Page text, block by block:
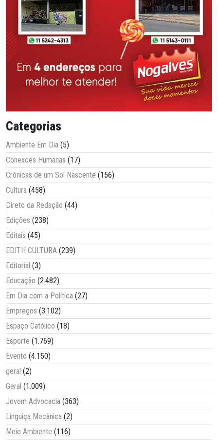
Categorias
Ambiente Em Dia (5)
Conexões Humanas (17)
Crônicas de um Sol Nascente (156)
Cultura (458)
Direto da Redação (44)
Edições (238)
Editais (45)
EDITH CULTURA (239)
Editorial (3)
Educação (2.482)
Em Dia com a Política (27)
Empregos (3.102)
Espaço Católico (18)
Esporte (1.769)
Evento (4.150)
geral (2)
Geral (1.009)
Jovem Advocacia (363)
Linguiça Mecânica (2)
Meio Ambiente (116)